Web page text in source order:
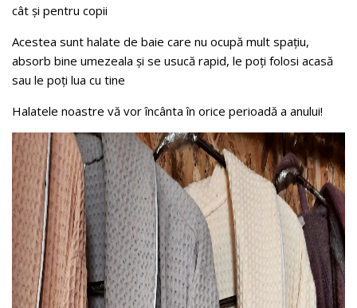
cât și pentru copii
Acestea sunt halate de baie care nu ocupă mult spațiu,
absorb bine umezeala și se usucă rapid, le poți folosi acasă
sau le poți lua cu tine
Halatele noastre vă vor încânta în orice perioadă a anului!